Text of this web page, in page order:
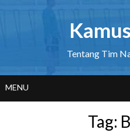
Tentang Tim
MENU
Tag: